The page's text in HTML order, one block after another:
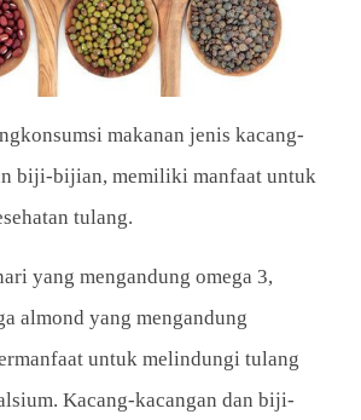
makanan jenis kacang-
biji-bijian, memiliki manfaat untuk
tulang.
yang mengandung omega 3,
almond yang mengandung
untuk melindungi tulang
Kacang-kacangan dan biji-